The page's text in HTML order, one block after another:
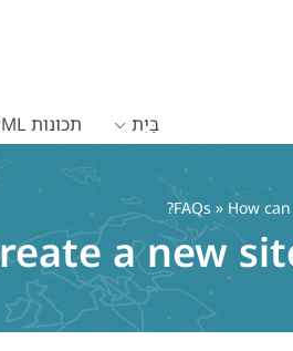
בַּיִת תכונות WPML
FAQs » How
a new